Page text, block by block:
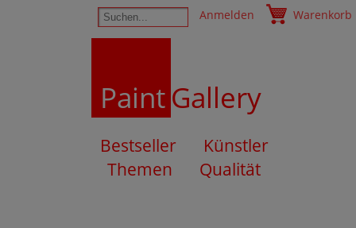
Anmelden Warenkorb
PaintGallery
Bestseller
Künstler
Themen
Qualität